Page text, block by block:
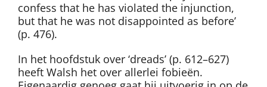
confess that he has violated the injunction,
but that he was not disappointed as before’
(p. 476).
In het hoofdstuk over ‘dreads’ (p. 612–627)
heeft Walsh het over allerlei fobieën.